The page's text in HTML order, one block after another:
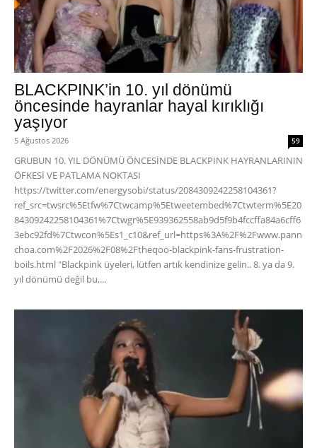
BLACKPINK’in 10. yıl dönümü
öncesinde hayranlar hayal kırıklığı
yaşıyor
5 Ağustos 2026 59
GRUBUN 10. YIL DÖNÜMÜ ÖNCESİNDE BLACKPINK HAYRANLARININ
ÖFKESİ VE PATLAMA NOKTASI
https://twitter.com/energysobi/status/2084309242258104361?
ref_src=twsrc%5Etfw%7Ctwcamp%5Etweetembed%7Ctwterm%5E20
84309242258104361%7Ctwgr%5E939362558ab9d5f9b4fccffa84a6cff6
3ebc92fd%7Ctwcon%5Es1_c10&ref_url=https%3A%2F%2Fwww.pann
choa.com%2F2026%2F08%2Ftheqoo-blackpink-fans-frustration-
boils.html "Blackpink üyeleri, lütfen artık kendinize gelin.. 8. ya da 9.
yıl dönümü değil bu,...